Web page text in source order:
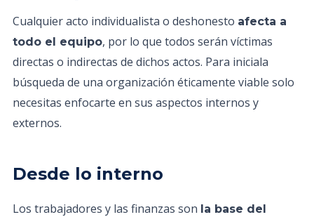
Cualquier acto individualista o deshonesto afecta a
todo el equipo, por lo que todos serán víctimas
directas o indirectas de dichos actos. Para iniciala
búsqueda de una organización éticamente viable solo
necesitas enfocarte en sus aspectos internos y
externos.
Desde lo interno
Los trabajadores y las finanzas son la base del